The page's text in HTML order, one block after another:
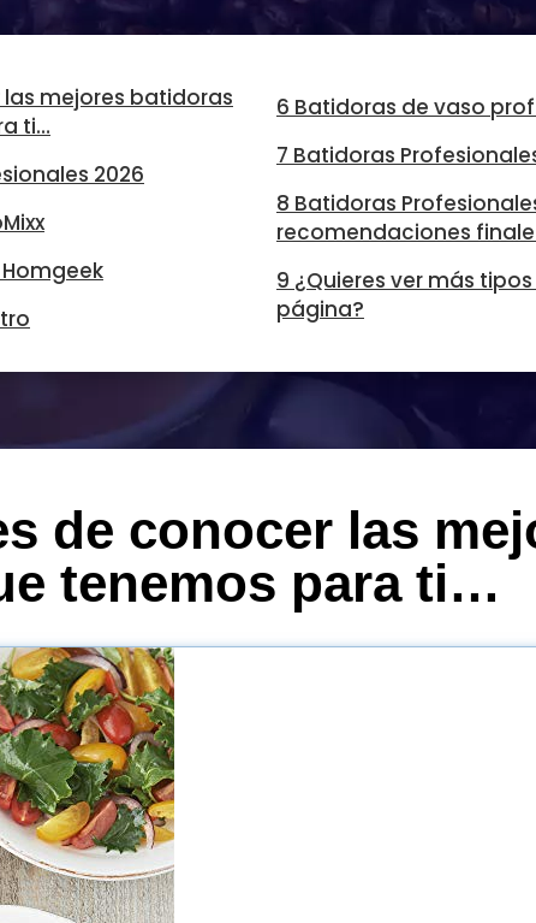
mejores batidoras
ti…
2026
6 Batidoras de vaso
7 Batidoras
8 Batidoras
recomendaciones
9 ¿Quieres ver más
página?
de conocer las
tenemos para ti…